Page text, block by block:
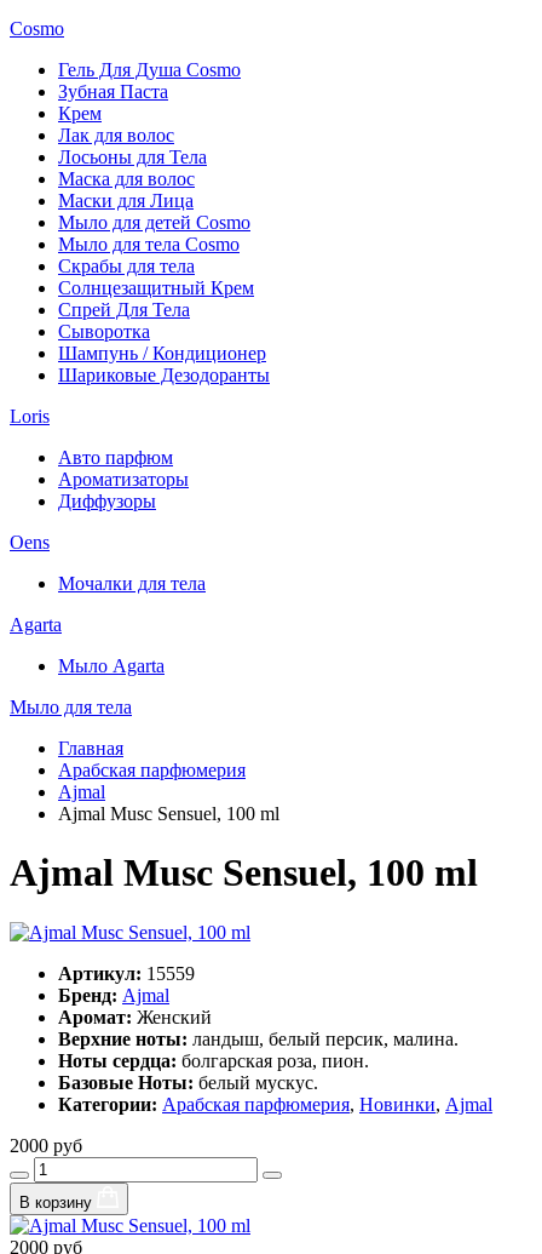
Cosmo
Гель Для Душа Cosmo
Зубная Паста
Крем
Лак для волос
Лосьоны для Тела
Маска для волос
Маски для Лица
Мыло для детей Cosmo
Мыло для тела Cosmo
Скрабы для тела
Солнцезащитный Крем
Спрей Для Тела
Сыворотка
Шампунь / Кондиционер
Шариковые Дезодоранты
Loris
Авто парфюм
Ароматизаторы
Диффузоры
Oens
Мочалки для тела
Agarta
Мыло Agarta
Мыло для тела
Главная
Арабская парфюмерия
Ajmal
Ajmal Musc Sensuel, 100 ml
Ajmal Musc Sensuel, 100 ml
Артикул: 15559
Бренд: Ajmal
Аромат: Женский
Верхние ноты: ландыш, белый персик, малина.
Ноты сердца: болгарская роза, пион.
Базовые Ноты: белый мускус.
Категории: Арабская парфюмерия, Новинки, Ajmal
2000 руб
В корзину
2000 руб